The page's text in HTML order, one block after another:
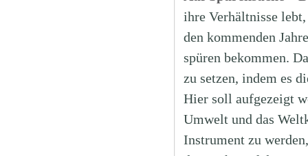
ihre Verhältnisse
den kommenden
spüren bekommen.
zu setzen, indem es
Hier soll aufgezeigt
Umwelt und das
Instrument zu